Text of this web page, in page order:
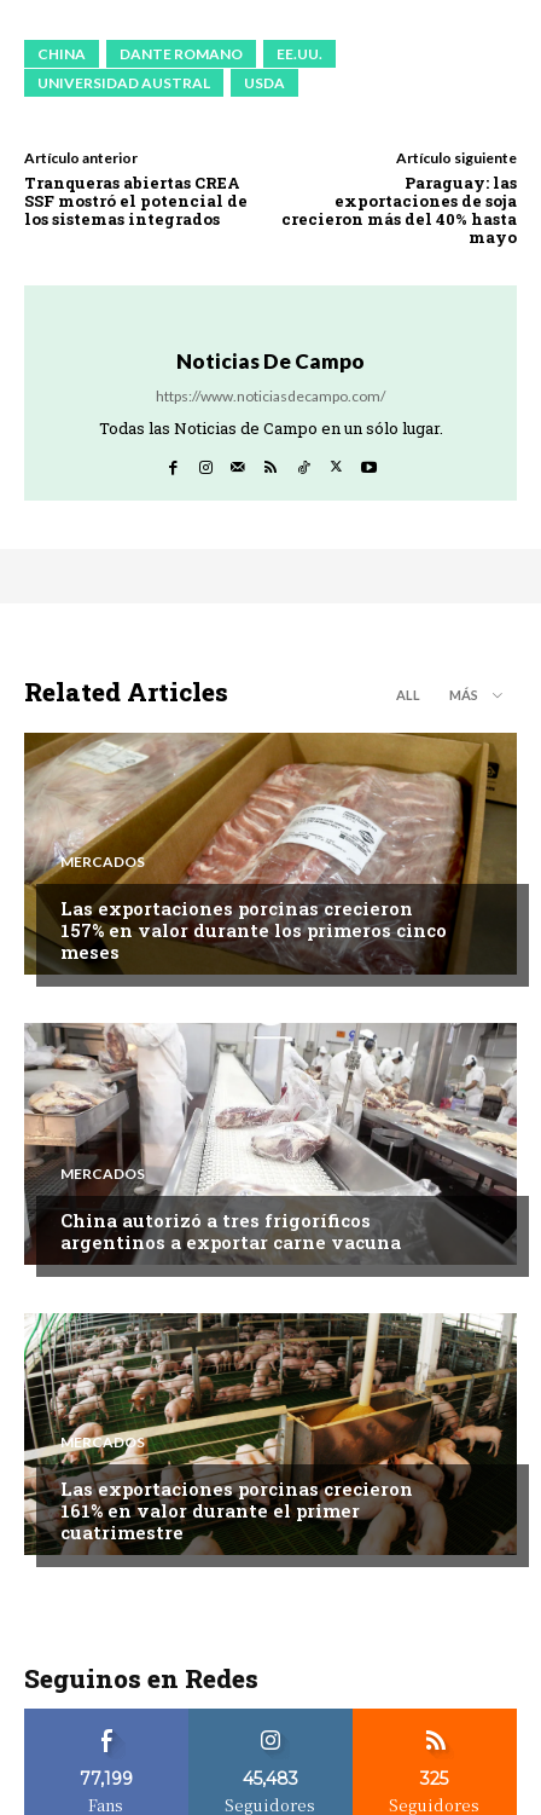
CHINA DANTE ROMANO
EE.UU.
UNIVERSIDAD AUSTRAL
USDA
Artículo anterior
Tranqueras abiertas CREA
SSF mostró el potencial de
los sistemas integrados
Artículo siguiente
Paraguay: las
exportaciones de soja
crecieron más del 40% hasta
mayo
Noticias De Campo
https://www.noticiasdecampo.com/
Todas las Noticias de Campo en un sólo lugar.
Related Articles ALL MÁS
MERCADOS
Las exportaciones porcinas crecieron
157% en valor durante los primeros cinco
meses
MERCADOS
China autorizó a tres frigoríficos
argentinos a exportar carne vacuna
MERCADOS
Las exportaciones porcinas crecieron
161% en valor durante el primer
cuatrimestre
Seguinos en Redes
77,199
Fans
45,483
Seguidores
325
Seguidores